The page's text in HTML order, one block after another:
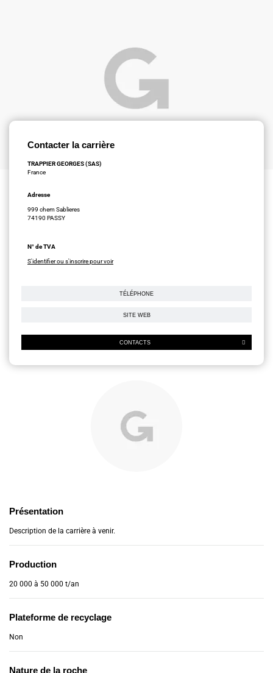
Contacter la carrière
TRAPPIER GEORGES (SAS)
France
Adresse
999 chem Sablieres
74190 PASSY
N° de TVA
S'identifier ou s'inscrire pour voir
TÉLÉPHONE
SITE WEB
CONTACTS
Présentation
Description de la carrière à venir.
Production
20 000 à 50 000 t/an
Plateforme de recyclage
Non
Nature de la roche